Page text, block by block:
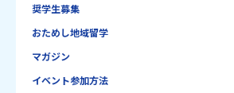
奨学生募集
おためし地域留学
マガジン
イベント参加方法